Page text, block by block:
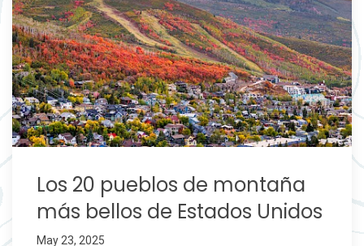
Los 20 pueblos de montaña
más bellos de Estados Unidos
May 23, 2025